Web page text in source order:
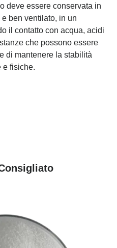
deve essere conservata in
ben ventilato, in un
il contatto con acqua, acidi
che possono essere
di mantenere la stabilità
e fisiche.